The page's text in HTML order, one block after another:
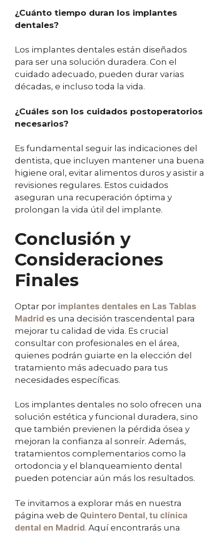
¿Cuánto tiempo duran los implantes
dentales?
Los implantes dentales están diseñados
para ser una solución duradera. Con el
cuidado adecuado, pueden durar varias
décadas, e incluso toda la vida.
¿Cuáles son los cuidados postoperatorios
necesarios?
Es fundamental seguir las indicaciones del
dentista, que incluyen mantener una buena
higiene oral, evitar alimentos duros y asistir a
revisiones regulares. Estos cuidados
aseguran una recuperación óptima y
prolongan la vida útil del implante.
Conclusión y
Consideraciones
Finales
Optar por implantes dentales en Las Tablas
Madrid es una decisión trascendental para
mejorar tu calidad de vida. Es crucial
consultar con profesionales en el área,
quienes podrán guiarte en la elección del
tratamiento más adecuado para tus
necesidades específicas.
Los implantes dentales no solo ofrecen una
solución estética y funcional duradera, sino
que también previenen la pérdida ósea y
mejoran la confianza al sonreír. Además,
tratamientos complementarios como la
ortodoncia y el blanqueamiento dental
pueden potenciar aún más los resultados.
Te invitamos a explorar más en nuestra
página web de Quintero Dental, tu clínica
dental en Madrid. Aquí encontrarás una